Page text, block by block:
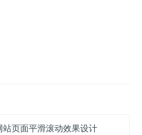
页面平滑滚动效果设计